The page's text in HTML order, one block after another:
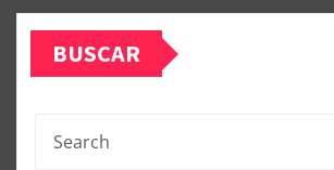
BUSCAR